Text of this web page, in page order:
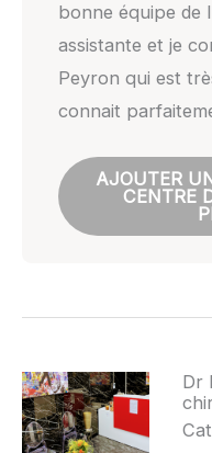
bonne équipe de
assistante et je
Peyron qui est
connait
AJOUTER
CENTRE
Dr